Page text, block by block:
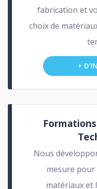
fabrication et
choix de
+
Nous
mesure
matériaux et